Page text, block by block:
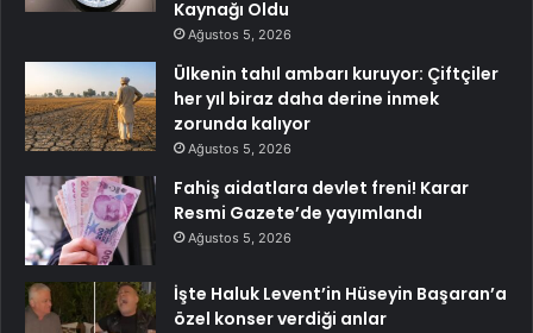
Kaynağı Oldu
Ağustos 5, 2026
Ülkenin tahıl ambarı kuruyor: Çiftçiler
her yıl biraz daha derine inmek
zorunda kalıyor
Ağustos 5, 2026
Fahiş aidatlara devlet freni! Karar
Resmi Gazete’de yayımlandı
Ağustos 5, 2026
İşte Haluk Levent’in Hüseyin Başaran’a
özel konser verdiği anlar